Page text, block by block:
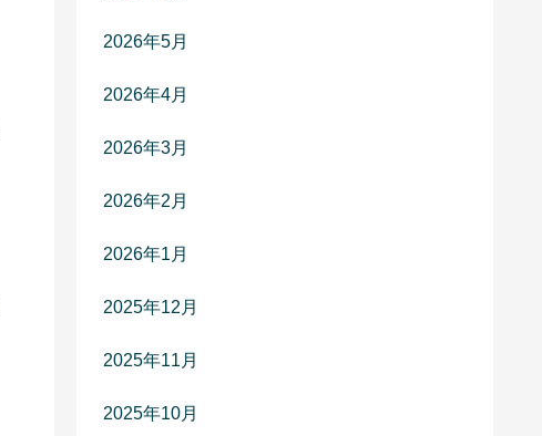
2026年5月
2026年4月
2026年3月
2026年2月
2026年1月
2025年12月
2025年11月
2025年10月